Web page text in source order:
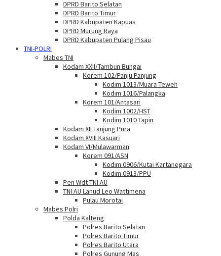
DPRD Barito Selatan
DPRD Barito Timur
DPRD Kabupaten Kapuas
DPRD Murung Raya
DPRD Kabupaten Pulang Pisau
TNI-POLRI
Mabes TNI
Kodam XXII/Tambun Bungai
Korem 102/Panju Panjung
Kodim 1013/Muara Teweh
Kodim 1016/Palangka
Korem 101/Antasari
Kodim 1002/HST
Kodim 1010 Tapin
Kodam XII Tanjung Pura
Kodam XVIII Kasuari
Kodam VI/Mulawarman
Korem 091/ASN
Kodim 0906/Kutai Kartanegara
Kodim 0913/PPU
Pen Wdt TNI AU
TNI AU Lanud Leo Wattimena
Pulau Morotai
Mabes Polri
Polda Kalteng
Polres Barito Selatan
Polres Barito Timur
Polres Barito Utara
Polres Gunung Mas